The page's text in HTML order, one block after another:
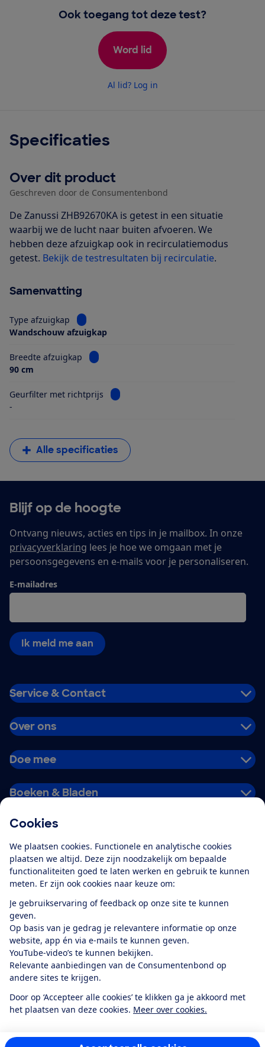
Cookies
We plaatsen cookies. Functionele en analytische cookies
plaatsen we altijd. Deze zijn noodzakelijk om bepaalde
functionaliteiten goed te laten werken en gebruik te kunnen
meten. Er zijn ook cookies naar keuze om:
Je gebruikservaring of feedback op onze site te kunnen
geven.
Op basis van je gedrag je relevantere informatie op onze
website, app én via e-mails te kunnen geven.
YouTube-video’s te kunnen bekijken.
Relevante aanbiedingen van de Consumentenbond op
andere sites te krijgen.
Door op ‘Accepteer alle cookies’ te klikken ga je akkoord met
het plaatsen van deze cookies. Meer over cookies.
Ook toegang tot deze test?
Word lid
Al lid? Log in
Specificaties
Over dit product
Geschreven door de Consumentenbond
De Zanussi ZHB92670KA is getest in een situatie
waarbij we de lucht naar buiten afvoeren. We
hebben deze afzuigkap ook in recirculatiemodus
getest. Bekijk de testresultaten bij recirculatie.
Samenvatting
Type afzuigkap
Bekijk informatie voor Type afzuigkap
Wandschouw afzuigkap
Breedte afzuigkap
Bekijk informatie voor Breedte afzuigkap
90 cm
Geurfilter met richtprijs
Bekijk informatie voor Geurfilter met
-
Alle specificaties
Blijf op de hoogte
Ontvang nieuws, acties en tips in je mailbox. In onze
privacyverklaring lees je hoe we omgaan met je
persoonsgegevens en e-mails voor je personaliseren.
E-mailadres
Ik meld me aan
Service & Contact
Over ons
Doe mee
Boeken & Bladen
Alles over de
app
Algemene Voorwaarden
Privacyverklaring
Cookiebeleid
Privacyvoorkeuren
Toegankelijkheid
RSS-feed nieuws
Facebook
TwitterInstagram
YoutubeLinkedIn
12.901consumentenbeoordelen de Consumentenbondmet gemiddeld